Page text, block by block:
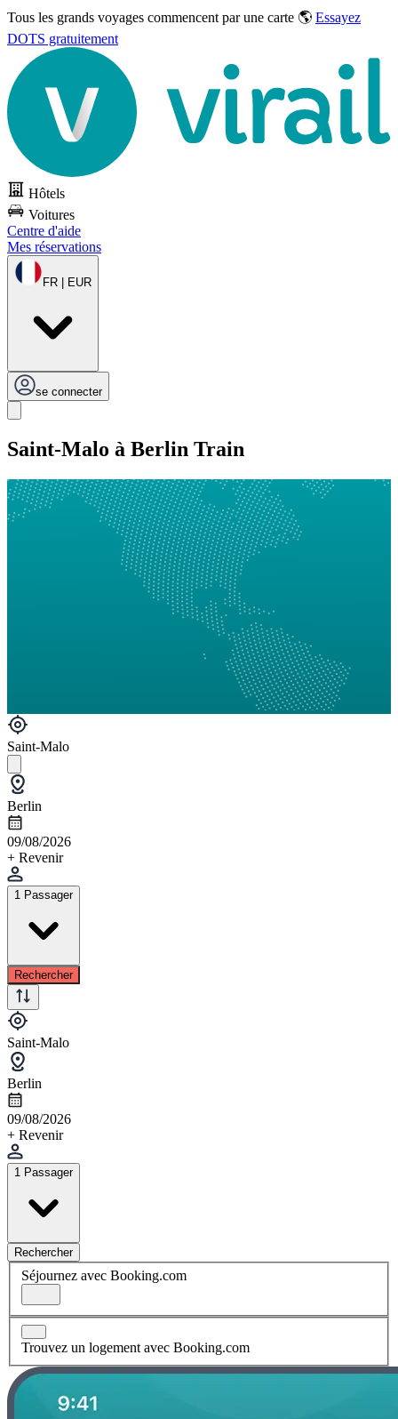
Tous les grands voyages commencent par une carte 🌎 Essayez
DOTS gratuitement
Hôtels
Voitures
Centre d'aide
Mes réservations
FR | EUR
se connecter
Saint-Malo à Berlin Train
Saint-Malo
Berlin
09/08/2026
+ Revenir
1 Passager
Rechercher
Saint-Malo
Berlin
09/08/2026
+ Revenir
1 Passager
Rechercher
Séjournez avec Booking.com
Trouvez un logement avec Booking.com